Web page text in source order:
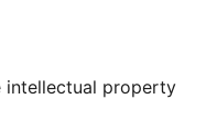
intellectual property